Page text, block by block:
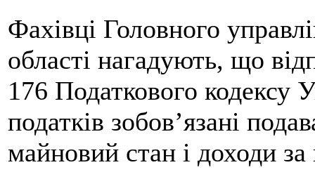
Фахівці Головного
області нагадують, що
176 Податкового кодексу
податків зобов’язані
майновий стан і доходи